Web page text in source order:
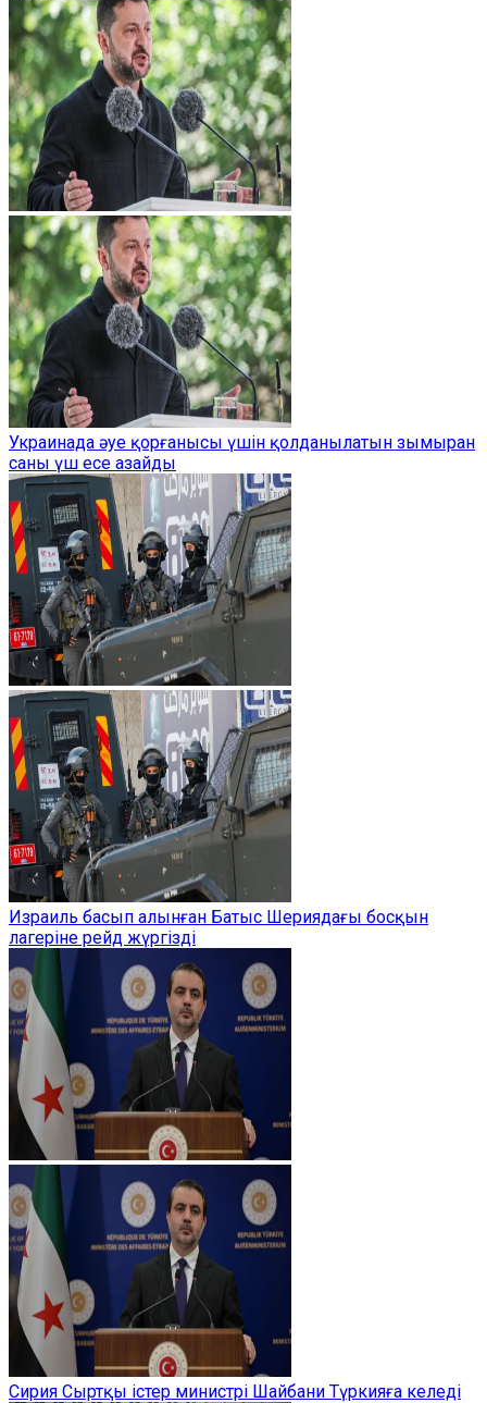
Украинада әуе қорғанысы үшін қолданылатын зымыран
саны үш есе азайды
Израиль басып алынған Батыс Шериядағы босқын
лагеріне рейд жүргізді
Сирия Сыртқы істер министрі Шайбани Түркияға келеді